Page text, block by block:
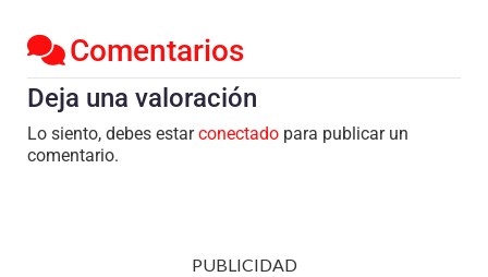
Comentarios
Deja una valoración
Lo siento, debes estarconectado para publicar un
comentario.
PUBLICIDAD